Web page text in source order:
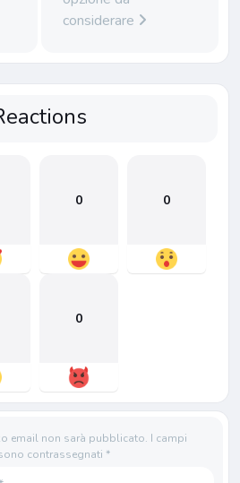
considerare
0 0
0
email non sarà pubblicato. I campi
contrassegnati *